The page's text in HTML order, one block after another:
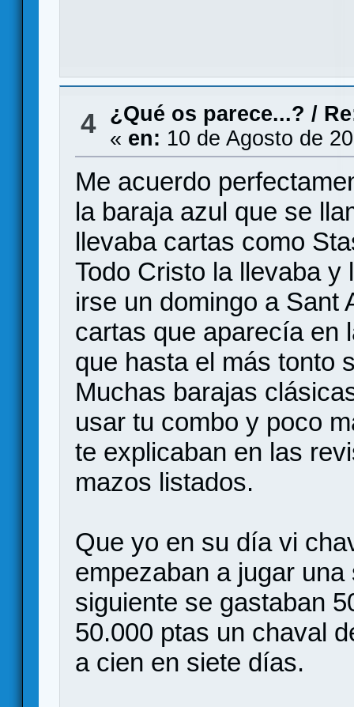
4 ¿Qué os parece...? /
« en: 10 de Agosto de
Me acuerdo
la baraja azul que se
llevaba cartas como
Todo Cristo la llevaba
irse un domingo a Sant
cartas que aparecía en
que hasta el más tonto
Muchas barajas
usar tu combo y poco
te explicaban en las
mazos listados.
Que yo en su día vi
empezaban a jugar
siguiente se gastaban
50.000 ptas un chaval
a cien en siete días.